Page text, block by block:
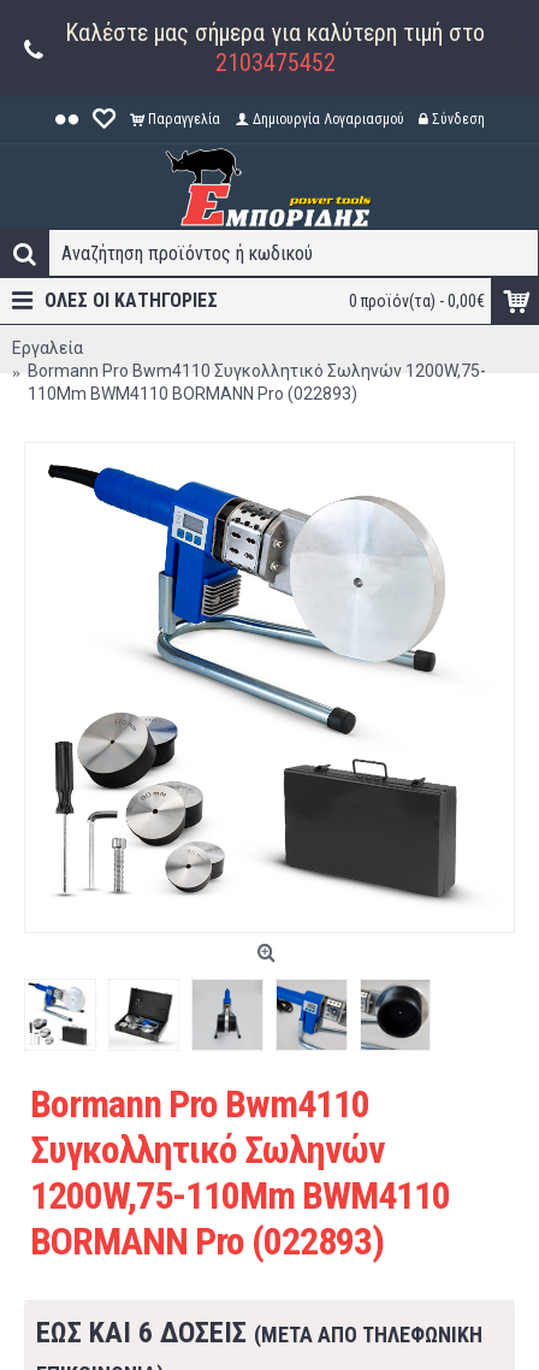
Καλέστε μας σήμερα για καλύτερη τιμή στο
2103475452
Παραγγελία Δημιουργία Λογαριασμού Σύνδεση
0 προϊόν(τα) - 0,00€
ΟΛΕΣ ΟΙ ΚΑΤΗΓΟΡΊΕΣ
Εργαλεία
Bormann Pro Bwm4110 Συγκολλητικό Σωληνών 1200W,75-
110Mm BWM4110 BORMANN Pro (022893)
Bormann Pro Bwm4110
Συγκολλητικό Σωληνών
1200W,75-110Mm BWM4110
BORMANN Pro (022893)
ΕΩΣ ΚΑΙ 6 ΔΟΣΕΙΣ (ΜΕΤΑ ΑΠΟ ΤΗΛΕΦΩΝΙΚΗ